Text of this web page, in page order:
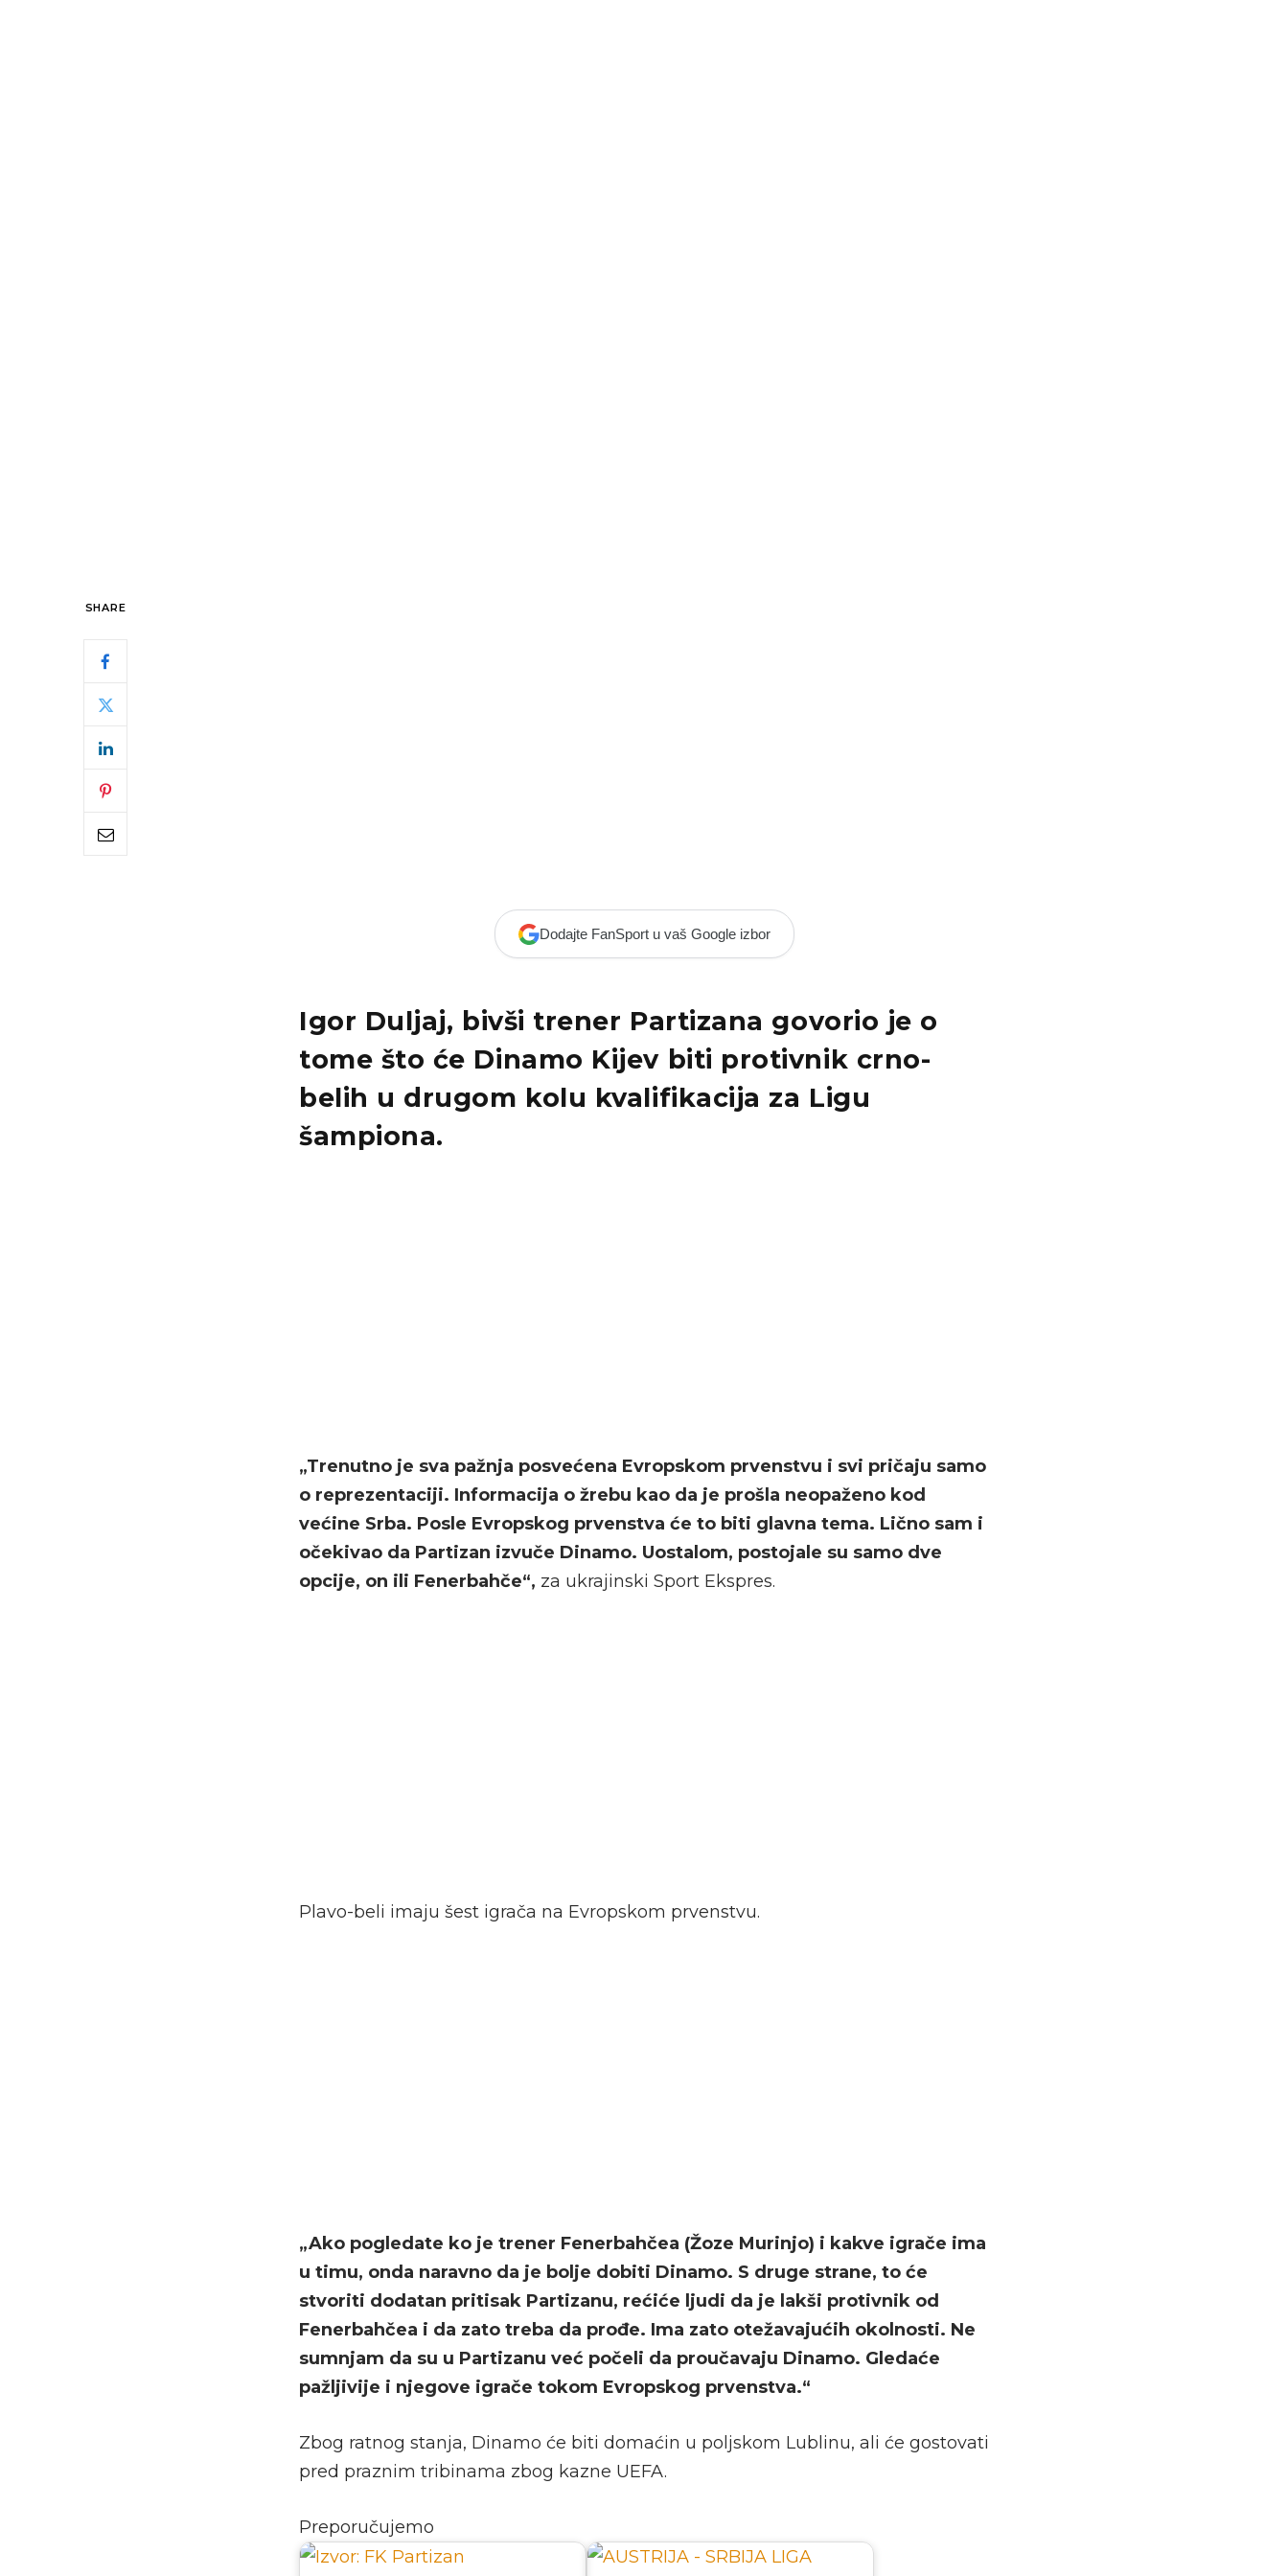
SHARE
Dodajte FanSport u vaš Google izbor
Igor Duljaj, bivši trener Partizana govorio je o
tome što će Dinamo Kijev biti protivnik crno-
belih u drugom kolu kvalifikacija za Ligu
šampiona.
„Trenutno je sva pažnja posvećena Evropskom prvenstvu i svi pričaju samo
o reprezentaciji. Informacija o žrebu kao da je prošla neopaženo kod
većine Srba. Posle Evropskog prvenstva će to biti glavna tema. Lično sam i
očekivao da Partizan izvuče Dinamo. Uostalom, postojale su samo dve
opcije, on ili Fenerbahče“, za ukrajinski Sport Ekspres.
Plavo-beli imaju šest igrača na Evropskom prvenstvu.
„Ako pogledate ko je trener Fenerbahčea (Žoze Murinjo) i kakve igrače ima
u timu, onda naravno da je bolje dobiti Dinamo. S druge strane, to će
stvoriti dodatan pritisak Partizanu, rećiće ljudi da je lakši protivnik od
Fenerbahčea i da zato treba da prođe. Ima zato otežavajućih okolnosti. Ne
sumnjam da su u Partizanu već počeli da proučavaju Dinamo. Gledaće
pažljivije i njegove igrače tokom Evropskog prvenstva.“
Zbog ratnog stanja, Dinamo će biti domaćin u poljskom Lublinu, ali će gostovati
pred praznim tribinama zbog kazne UEFA.
Preporučujemo